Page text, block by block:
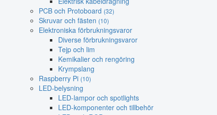
PCB och Protoboard (32)
Skruvar och fästen (10)
Elektroniska förbrukningsvaror
Diverse förbrukningsvaror
Tejp och lim
Kemikalier och rengöring
Krympslang
Raspberry Pi (10)
LED-belysning
LED-lampor och spotlights
LED-komponenter och tillbehör